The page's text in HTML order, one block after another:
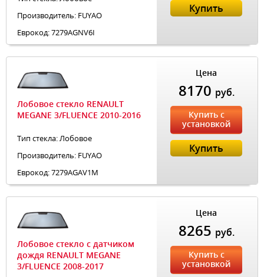
Производитель: FUYAO
Еврокод: 7279AGNV6I
Купить
Лобовое стекло RENAULT
MEGANE 3/FLUENCE 2010-2016
Тип стекла: Лобовое
Производитель: FUYAO
Еврокод: 7279AGAV1M
Цена
8170 руб.
Купить с
установкой
Купить
Лобовое стекло с датчиком
дождя RENAULT MEGANE
3/FLUENCE 2008-2017
Цена
8265 руб.
Купить с
установкой